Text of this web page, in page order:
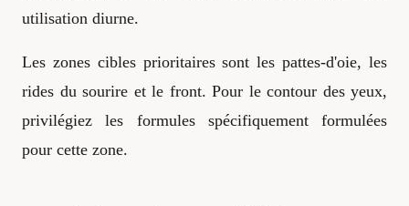
utilisation diurne.
Les zones cibles prioritaires sont les pattes-d'oie, les
rides du sourire et le front. Pour le contour des yeux,
privilégiez les formules spécifiquement formulées
pour cette zone.